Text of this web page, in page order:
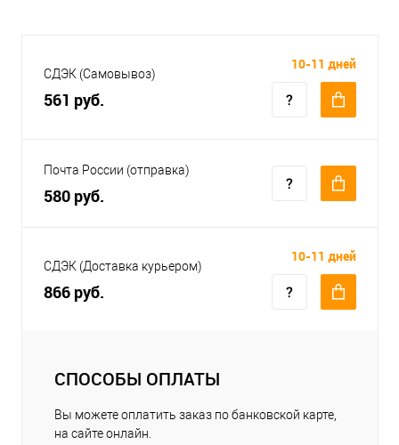
СДЭК (Самовывоз)
561 руб.
10-11 дней
Почта России (отправка)
580 руб.
СДЭК (Доставка курьером)
866 руб.
10-11 дней
СПОСОБЫ ОПЛАТЫ
Вы можете оплатить заказ по банковской карте,
на сайте онлайн.